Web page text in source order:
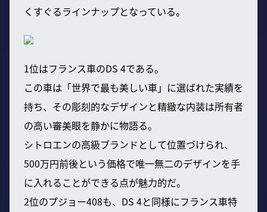
くすぐるラインナップとなっている。
1位はフランス車のDS 4である。
この車は「世界で最も美しい車」に選ばれた実績を
持ち、その彫刻的なデザインと精緻な内装は所有者
の高い審美眼を静かに物語る。
シトロエンの高級ブランドとして位置づけられ、
500万円前後という価格で唯一無二のデザインを手
に入れることができる点が魅力的だ。
2位のプジョー408も、DS 4と同様にフランス車特